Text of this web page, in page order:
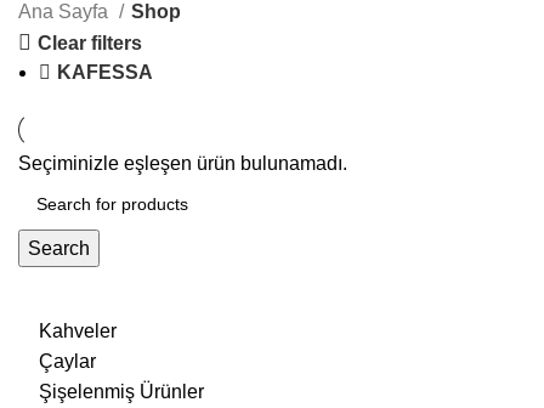
Kahveler
Çaylar
Şişelenmiş Ürünler
Ana Sayfa
Shop
Clear filters
KAFESSA
Seçiminizle eşleşen ürün bulunamadı.
Search